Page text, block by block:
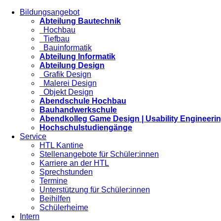
Bildungsangebot
Abteilung Bautechnik
Hochbau
Tiefbau
Bauinformatik
Abteilung Informatik
Abteilung Design
Grafik Design
Malerei Design
Objekt Design
Abendschule Hochbau
Bauhandwerkschule
Abendkolleg Game Design | Usability
Hochschulstudiengänge
Service
HTL Kantine
Stellenangebote für Schüler:innen
Karriere an der HTL
Sprechstunden
Termine
Unterstützung für Schüler:innen
Beihilfen
Schülerheime
Intern